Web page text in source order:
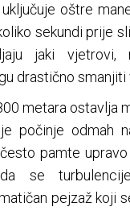
oštre
sekundi prije
jaki
drastično smanjiti
metara ostavlja
počinje odmah
pamte
se
pejzaž koji